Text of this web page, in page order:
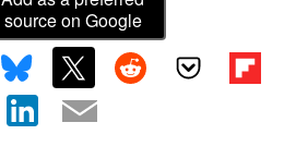
source on Google